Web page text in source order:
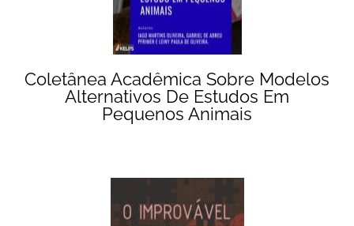
Coletânea Acadêmica Sobre Modelos
Alternativos De Estudos Em
Pequenos Animais